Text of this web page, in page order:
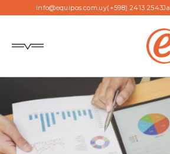
info@equipos.com.uy(+598) 2413 2543